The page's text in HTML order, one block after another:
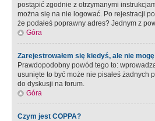
postąpić zgodnie z otrzymanymi
można się na nie logować. Po rejestracji
że podałeś poprawny adres? Jednym z
Góra
Zarejestrowałem się kiedyś, ale nie
Prawdopodobny powód tego to:
usunięte to być może nie pisałeś żadnych
do dyskusji na forum.
Góra
Czym jest COPPA?